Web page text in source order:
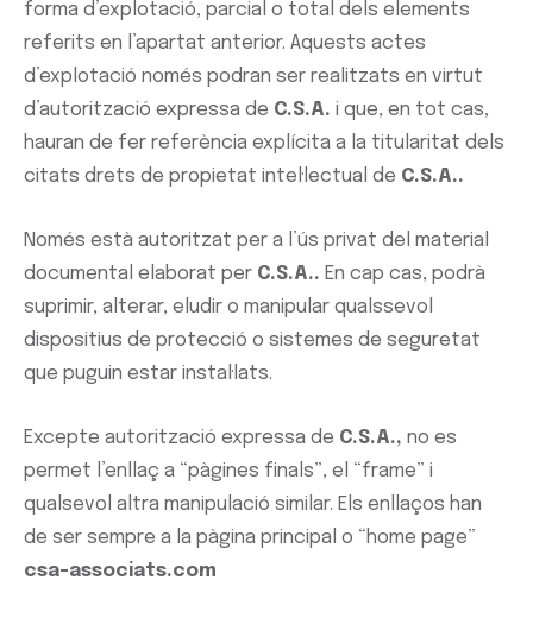
forma d’explotació, parcial o total dels elements
referits en l’apartat anterior. Aquests actes
d’explotació només podran ser realitzats en virtut
d’autorització expressa de C.S.A. i que, en tot cas,
hauran de fer referència explícita a la titularitat dels
citats drets de propietat intel·lectual de C.S.A..
Només està autoritzat per a l’ús privat del material
documental elaborat per C.S.A.. En cap cas, podrà
suprimir, alterar, eludir o manipular qualssevol
dispositius de protecció o sistemes de seguretat
que puguin estar instal·lats.
Excepte autorització expressa de C.S.A., no es
permet l’enllaç a “pàgines finals”, el “frame” i
qualsevol altra manipulació similar. Els enllaços han
de ser sempre a la pàgina principal o “home page”
csa-associats.com